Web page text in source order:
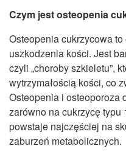
Czym jest osteopenia
Osteopenia cukrzycowa
uszkodzenia kości. Jest
czyli „choroby szkieletu”,
wytrzymałością kości, co
Osteopenia i osteoporoza
zarówno na cukrzycę typu
powstaje najczęściej na
zaburzeń metabolicznych.